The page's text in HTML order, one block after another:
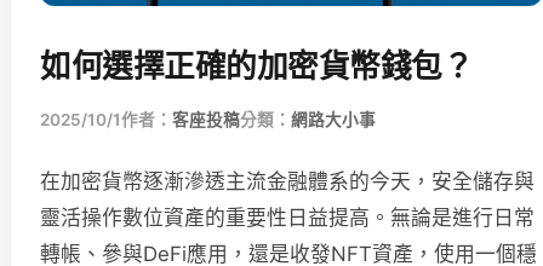
如何選擇正確的加密貨幣錢包？
2025/10/1作者： 客座投稿分類： 網路大小事
在加密貨幣逐漸滲透主流金融體系的今天，安全儲存與
靈活操作數位資產的重要性日益提高。無論是進行日常
轉帳、參與DeFi應用，還是收發NFT資產，使用一個穩